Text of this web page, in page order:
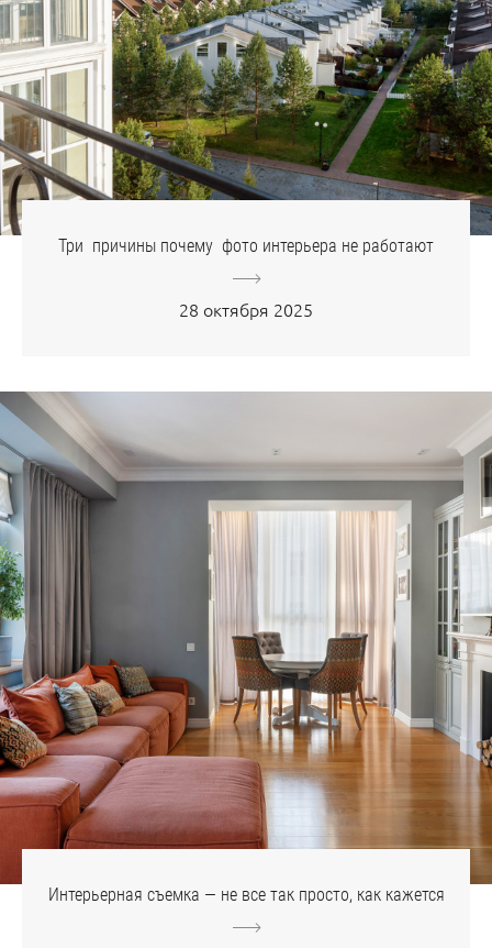
Три причины почему фото интерьера не работают
28 октября 2025
Интерьерная съемка — не все так просто, как кажется